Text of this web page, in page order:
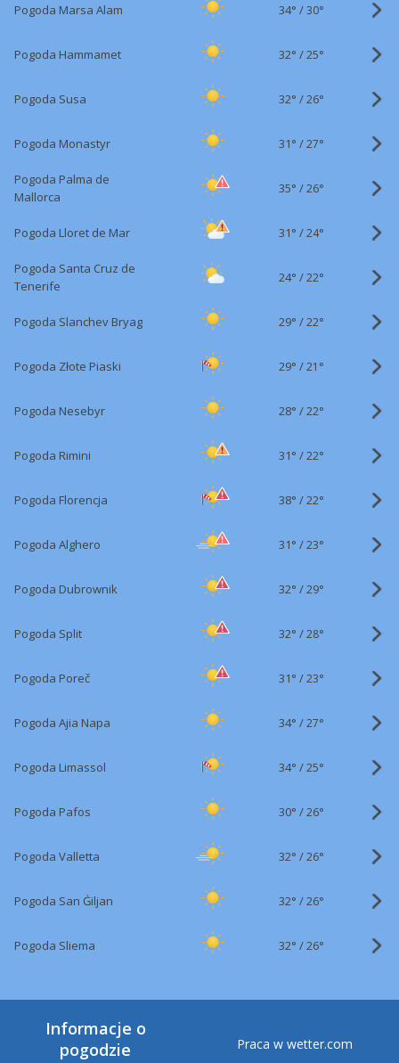
Pogoda Marsa Alam 34° /30°
Pogoda Hammamet 32° /25°
Pogoda Susa 32° /26°
Pogoda Monastyr 31° /27°
Pogoda Palma de
Mallorca
35° /26°
Pogoda Lloret de Mar 31° /24°
Pogoda Santa Cruz de
Tenerife
24° /22°
Pogoda Slanchev Bryag 29° /22°
Pogoda Złote Piaski 29° /21°
Pogoda Nesebyr 28° /22°
Pogoda Rimini 31° /22°
Pogoda Florencja 38° /22°
Pogoda Alghero 31° /23°
Pogoda Dubrownik 32° /29°
Pogoda Split 32° /28°
Pogoda Poreč 31° /23°
Pogoda Ajia Napa 34° /27°
Pogoda Limassol 34° /25°
Pogoda Pafos 30° /26°
Pogoda Valletta 32° /26°
Pogoda San Ġiljan 32° /26°
Pogoda Sliema 32° /26°
Informacje o
pogodzie
Praca w wetter.com